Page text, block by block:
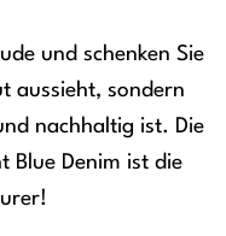
und schenken Sie
aussieht, sondern
nachhaltig ist. Die
Blue Denim ist die